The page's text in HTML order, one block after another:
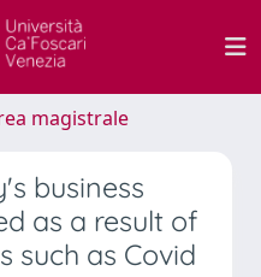
magistrale
business
as a result of
such as Covid